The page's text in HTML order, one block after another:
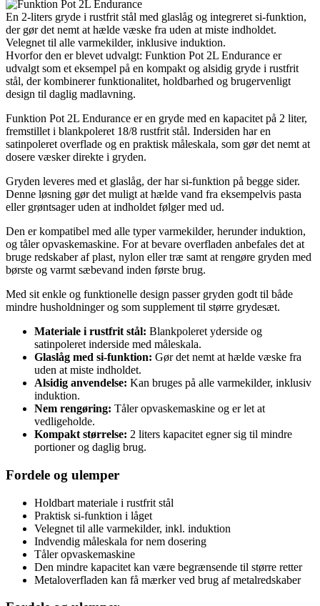
En 2-liters gryde i rustfrit stål med glaslåg og integreret si-funktion,
der gør det nemt at hælde væske fra uden at miste indholdet.
Velegnet til alle varmekilder, inklusive induktion.
Hvorfor den er blevet udvalgt: Funktion Pot 2L Endurance er
udvalgt som et eksempel på en kompakt og alsidig gryde i rustfrit
stål, der kombinerer funktionalitet, holdbarhed og brugervenligt
design til daglig madlavning.
Funktion Pot 2L Endurance er en gryde med en kapacitet på 2 liter,
fremstillet i blankpoleret 18/8 rustfrit stål. Indersiden har en
satinpoleret overflade og en praktisk måleskala, som gør det nemt at
dosere væsker direkte i gryden.
Gryden leveres med et glaslåg, der har si-funktion på begge sider.
Denne løsning gør det muligt at hælde vand fra eksempelvis pasta
eller grøntsager uden at indholdet følger med ud.
Den er kompatibel med alle typer varmekilder, herunder induktion,
og tåler opvaskemaskine. For at bevare overfladen anbefales det at
bruge redskaber af plast, nylon eller træ samt at rengøre gryden med
børste og varmt sæbevand inden første brug.
Med sit enkle og funktionelle design passer gryden godt til både
mindre husholdninger og som supplement til større grydesæt.
Materiale i rustfrit stål: Blankpoleret yderside og
satinpoleret inderside med måleskala.
Glaslåg med si-funktion: Gør det nemt at hælde væske fra
uden at miste indholdet.
Alsidig anvendelse: Kan bruges på alle varmekilder, inklusiv
induktion.
Nem rengøring: Tåler opvaskemaskine og er let at
vedligeholde.
Kompakt størrelse: 2 liters kapacitet egner sig til mindre
portioner og daglig brug.
Fordele og ulemper
Holdbart materiale i rustfrit stål
Praktisk si-funktion i låget
Velegnet til alle varmekilder, inkl. induktion
Indvendig måleskala for nem dosering
Tåler opvaskemaskine
Den mindre kapacitet kan være begrænsende til større retter
Metaloverfladen kan få mærker ved brug af metalredskaber